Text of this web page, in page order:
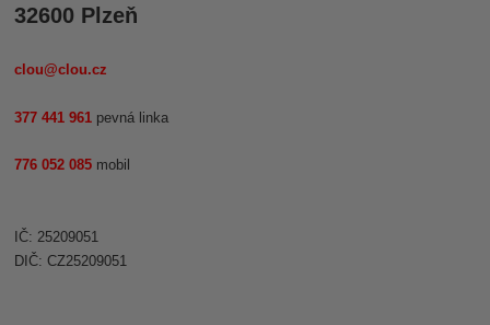
32600 Plzeň
clou@clou.cz
377 441 961 pevná linka
776 052 085 mobil
IČ: 25209051
DIČ: CZ25209051